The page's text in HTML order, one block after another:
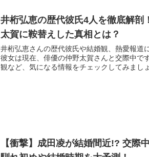
めや子供のことなどをご紹介します。2人が
も必見です！
井桁弘恵の歴代彼氏4人を徹底解剖
太賀に鞍替えした真相とは？
井桁弘恵さんの歴代彼氏や結婚観、熱愛報道
彼女は現在、俳優の仲野太賀さんと交際中で
観など、気になる情報をチェックしてみましょ
【衝撃】成田凌が結婚間近!? 交際